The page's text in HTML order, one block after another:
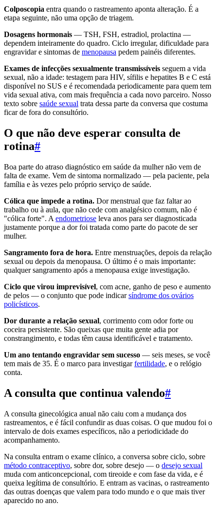
Colposcopia entra quando o rastreamento aponta alteração. É a
etapa seguinte, não uma opção de triagem.
Dosagens hormonais — TSH, FSH, estradiol, prolactina —
dependem inteiramente do quadro. Ciclo irregular, dificuldade para
engravidar e sintomas de menopausa pedem painéis diferentes.
Exames de infecções sexualmente transmissíveis seguem a vida
sexual, não a idade: testagem para HIV, sífilis e hepatites B e C está
disponível no SUS e é recomendada periodicamente para quem tem
vida sexual ativa, com mais frequência a cada novo parceiro. Nosso
texto sobre saúde sexual trata dessa parte da conversa que costuma
ficar de fora do consultório.
O que não deve esperar consulta de
rotina#
Boa parte do atraso diagnóstico em saúde da mulher não vem de
falta de exame. Vem de sintoma normalizado — pela paciente, pela
família e às vezes pelo próprio serviço de saúde.
Cólica que impede a rotina. Dor menstrual que faz faltar ao
trabalho ou à aula, que não cede com analgésico comum, não é
"cólica forte". A endometriose leva anos para ser diagnosticada
justamente porque a dor foi tratada como parte do pacote de ser
mulher.
Sangramento fora de hora. Entre menstruações, depois da relação
sexual ou depois da menopausa. O último é o mais importante:
qualquer sangramento após a menopausa exige investigação.
Ciclo que virou imprevisível, com acne, ganho de peso e aumento
de pelos — o conjunto que pode indicarsíndrome dos ovários
policísticos.
Dor durante a relação sexual, corrimento com odor forte ou
coceira persistente. São queixas que muita gente adia por
constrangimento, e todas têm causa identificável e tratamento.
Um ano tentando engravidar sem sucesso — seis meses, se você
tem mais de 35. É o marco para investigarfertilidade, e o relógio
conta.
A consulta que continua valendo#
A consulta ginecológica anual não caiu com a mudança dos
rastreamentos, e é fácil confundir as duas coisas. O que mudou foi o
intervalo de dois exames específicos, não a periodicidade do
acompanhamento.
Na consulta entram o exame clínico, a conversa sobre ciclo, sobre
método contraceptivo, sobre dor, sobre desejo — o desejo sexual
muda com anticoncepcional, com tireoide e com fase da vida, e é
queixa legítima de consultório. E entram as vacinas, o rastreamento
das outras doenças que valem para todo mundo e o que mais tiver
aparecido no ano.